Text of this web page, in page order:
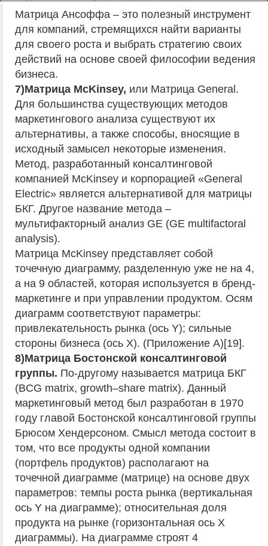
Матрица Ансоффа – это полезный инструмент
для компаний, стремящихся найти варианты
для своего роста и выбрать стратегию своих
действий на основе своей философии ведения
бизнеса.
7)Матрица McKinsey, или Матрица General.
Для большинства существующих методов
маркетингового анализа существуют их
альтернативы, а также способы, вносящие в
исходный замысел некоторые изменения.
Метод, разработанный консалтинговой
компанией McKinsey и корпорацией «General
Electric» является альтернативой для матрицы
БКГ. Другое название метода –
мультифакторный анализ GE (GE multifactoral
analysis).
Матрица McKinsey представляет собой
точечную диаграмму, разделенную уже не на 4,
а на 9 областей, которая используется в бренд-
маркетинге и при управлении продуктом. Осям
диаграмм соответствуют параметры:
привлекательность рынка (ось Y); сильные
стороны бизнеса (ось X). (Приложение А)[19].
8)Матрица Бостонской консалтинговой
группы. По-другому называется матрица БКГ
(BCG matrix, growth–share matrix). Данный
маркетинговый метод был разработан в 1970
году главой Бостонской консалтинговой группы
Брюсом Хендерсоном. Смысл метода состоит в
том, что все продукты одной компании
(портфель продуктов) располагают на
точечной диаграмме (матрице) на основе двух
параметров: темпы роста рынка (вертикальная
ось Y на диаграмме); относительная доля
продукта на рынке (горизонтальная ось X
диаграммы). На диаграмме строят 4